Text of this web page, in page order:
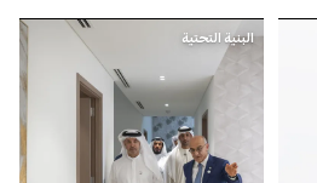
البنية التحتية